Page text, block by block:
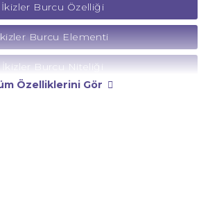
İkizler Burcu Özelliği
Burcu Elementi
İkizler Burcu Niteliği
Özelliklerini Gör